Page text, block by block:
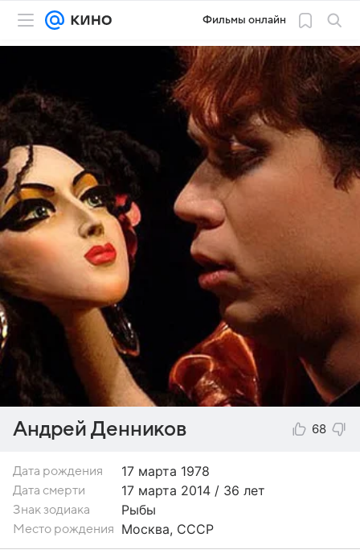
Фильмы онлайн
Андрей Денников 68
Дата рождения 17 марта 1978
Дата смерти 17 марта 2014 / 36 лет
Знак зодиака Рыбы
Место рождения Москва, СССР